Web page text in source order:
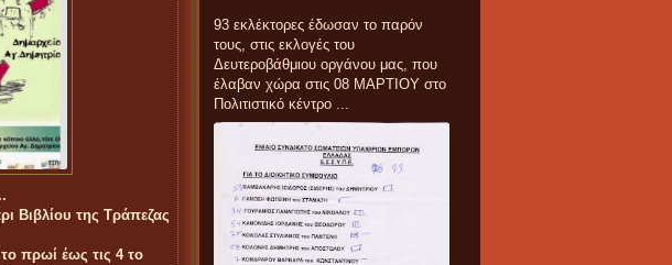
Βιβλίου της Τράπεζας
πρωί έως τις 4 το
93 εκλέκτορες έδωσαν το παρόν
τους, στις εκλογές του
Δευτεροβάθμιου οργάνου μας, που
έλαβαν χώρα στις 08 ΜΑΡΤΙΟΥ στο
Πολιτιστικό κέντρο ...